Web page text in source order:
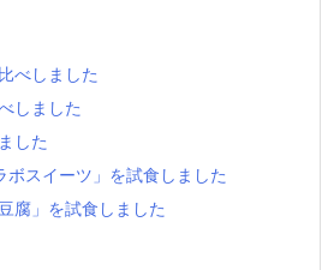
べしました
しました
した
スイーツ」を試食しました
腐」を試食しました